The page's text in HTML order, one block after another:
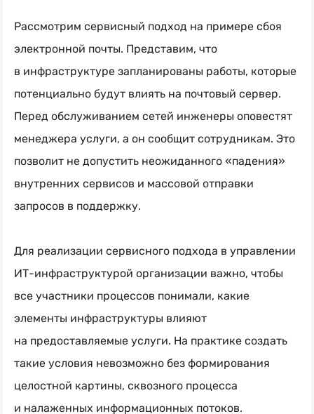
Рассмотрим сервисный подход на примере сбоя
электронной почты. Представим, что
в инфраструктуре запланированы работы, которые
потенциально будут влиять на почтовый сервер.
Перед обслуживанием сетей инженеры оповестят
менеджера услуги, а он сообщит сотрудникам. Это
позволит не допустить неожиданного «падения»
внутренних сервисов и массовой отправки
запросов в поддержку.
Для реализации сервисного подхода в управлении
ИТ-инфраструктурой организации важно, чтобы
все участники процессов понимали, какие
элементы инфраструктуры влияют
на предоставляемые услуги. На практике создать
такие условия невозможно без формирования
целостной картины, сквозного процесса
и налаженных информационных потоков.